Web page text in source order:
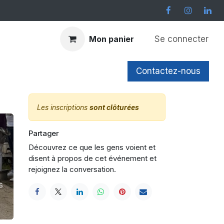
Mon panier Se connecter
Contactez-nous
Les inscriptions sont clôturées
Partager
Découvrez ce que les gens voient et
disent à propos de cet événement et
rejoignez la conversation.